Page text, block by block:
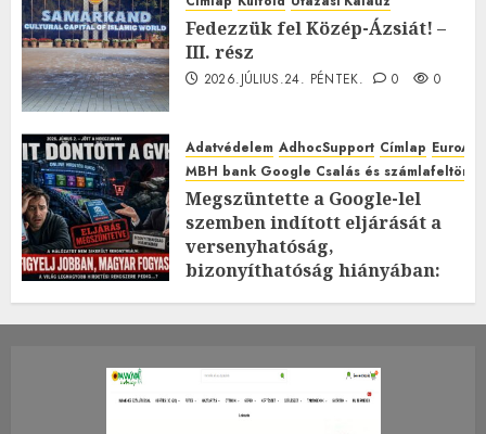
Fedezzük fel Közép-Ázsiát! –
III. rész
2026.JÚLIUS.24. PÉNTEK. 0 0
Adatvédelem AdhocSupport Címlap
MBH bank Google Csalás és
Megszüntette a Google-lel
szemben indított eljárását a
versenyhatóság,
bizonyíthatóság hiányában:
2026.JÚLIUS.23. CSÜTÖRTÖK.
0